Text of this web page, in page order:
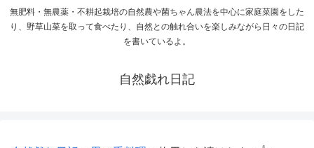
無肥料・無農薬・不耕起栽培の自然農や菌ちゃん農法を中心に家庭菜園をした
り、野草山菜を取って食べたり、自然との触れ合いを楽しみながら日々の日記
を書いているよ。
自然戯れ日記